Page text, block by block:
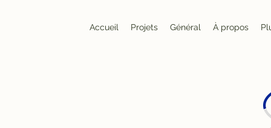
Accueil Projets Général À propos